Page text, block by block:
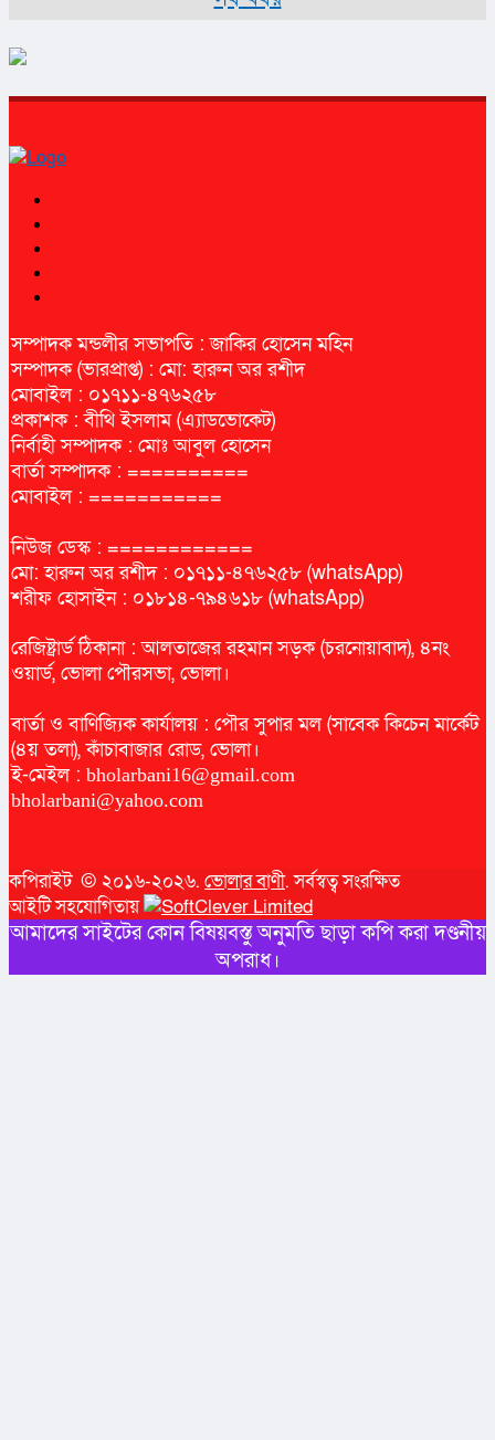
সম্পাদক মন্ডলীর সভাপতি : জাকির হোসেন মহিন
সম্পাদক (ভারপ্রাপ্ত) : মো: হারুন অর রশীদ
মোবাইল : ০১৭১১-৪৭৬২৫৮
প্রকাশক : বীথি ইসলাম (এ্যাডভোকেট)
নির্বাহী সম্পাদক : মোঃ আবুল হোসেন
বার্তা সম্পাদক : ==========
মোবাইল : ===========
নিউজ ডেস্ক : ============
মো: হারুন অর রশীদ : ০১৭১১-৪৭৬২৫৮ (whatsApp)
শরীফ হোসাইন : ০১৮১৪-৭৯৪৬১৮ (whatsApp)
রেজিষ্ট্রার্ড ঠিকানা : আলতাজের রহমান সড়ক (চরনোয়াবাদ), ৪নং
ওয়ার্ড, ভোলা পৌরসভা, ভোলা।
বার্তা ও বাণিজ্যিক কার্যালয় : পৌর সুপার মল (সাবেক কিচেন মার্কেট
(৪য় তলা), কাঁচাবাজার রোড, ভোলা।
ই-মেইল : bholarbani16@gmail.com
bholarbani@yahoo.com
কপিরাইট © ২০১৬-২০২৬. ভোলার বাণী. সর্বস্বত্ব সংরক্ষিত
আইটি সহযোগিতায়
আমাদের সাইটের কোন বিষয়বস্তু অনুমতি ছাড়া কপি করা দণ্ডনীয়
অপরাধ।